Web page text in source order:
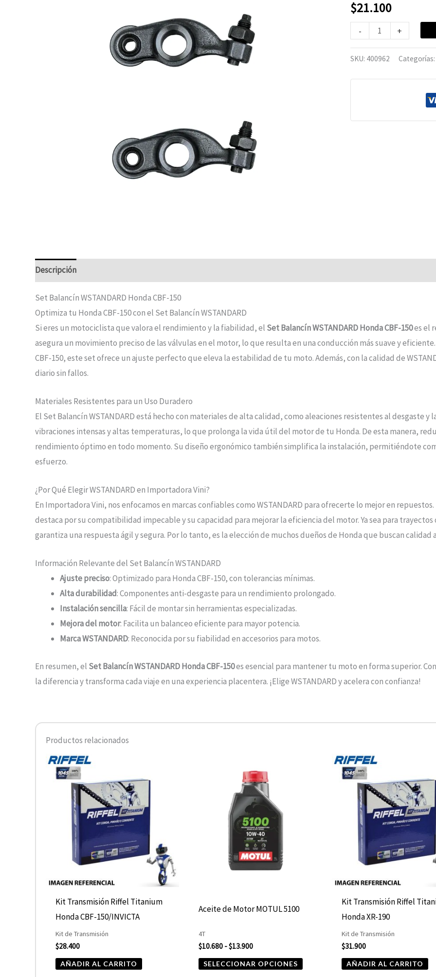
$21.100
-
150
cantidad
+
SKU: 400962 Categorías:
Descripción
Set Balancín WSTANDARD Honda CBF-150
Optimiza tu Honda CBF-150 con el Set Balancín WSTANDARD
Si eres un motociclista que valora el rendimiento y la fiabilidad, el Set Balancín WSTANDARD Honda CBF-150es el
asegura un movimiento preciso de las válvulas en el motor, lo que resulta en una conducción más suave y
CBF-150, este set ofrece un ajuste perfecto que eleva la estabilidad de tu moto. Además, con la calidad de
diario sin fallos.
Materiales Resistentes para un Uso Duradero
El Set Balancín WSTANDARD está hecho con materiales de alta calidad, como aleaciones resistentes al desgaste y
vibraciones intensas y altas temperaturas, lo que prolonga la vida útil del motor de tu Honda. De esta manera,
rendimiento óptimo en todo momento. Su diseño ergonómico también simplifica la instalación, permitiéndote
esfuerzo.
¿Por Qué Elegir WSTANDARD en Importadora Vini?
En Importadora Vini, nos enfocamos en marcas confiables como WSTANDARD para ofrecerte lo mejor en repuestos.
destaca por su compatibilidad impecable y su capacidad para mejorar la eficiencia del motor. Ya sea para
garantiza una respuesta ágil y segura. Por lo tanto, es la elección de muchos dueños de Honda que buscan calidad
Información Relevante del Set Balancín WSTANDARD
Ajuste preciso: Optimizado para Honda CBF-150, con tolerancias mínimas.
Alta durabilidad: Componentes anti-desgaste para un rendimiento prolongado.
Instalación sencilla: Fácil de montar sin herramientas especializadas.
Mejora del motor: Facilita un balanceo eficiente para mayor potencia.
Marca WSTANDARD: Reconocida por su fiabilidad en accesorios para motos.
En resumen, el Set Balancín WSTANDARD Honda CBF-150es esencial para mantener tu moto en forma superior.
la diferencia y transforma cada viaje en una experiencia placentera. ¡Elige WSTANDARD y acelera con confianza!
Productos relacionados
Kit Transmisión Riffel Titanium
Honda CBF-150/INVICTA
Kit de Transmisión
$28.400
AÑADIR AL CARRITO
Aceite de Motor MOTUL 5100
4T
$10.680 -$13.900
precios:
desde
$10.680
hasta
$13.900
SELECCIONAR OPCIONES
de
producto
Kit Transmisión Riffel
Honda XR-190
Kit de Transmisión
$31.900
AÑADIR AL CARRITO